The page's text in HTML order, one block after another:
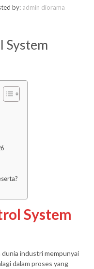
by: admin diorama
System
System
industri mempunyai
dalam proses yang